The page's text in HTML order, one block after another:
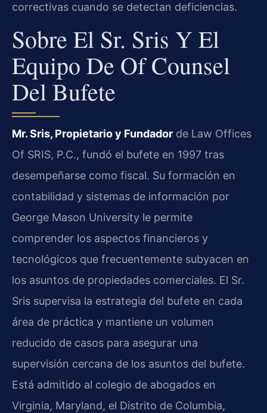
correctivas cuando se detectan deficiencias.
Sobre El Sr. Sris Y El
Equipo De Of Counsel
Del Bufete
Mr. Sris, Propietario y Fundador de Law Offices
Of SRIS, P.C., fundó el bufete en 1997 tras
desempeñarse como fiscal. Su formación en
contabilidad y sistemas de información por
George Mason University le permite
comprender los aspectos financieros y
tecnológicos que frecuentemente subyacen en
los asuntos de propiedades comerciales. El Sr.
Sris supervisa la estrategia del bufete en cada
área de práctica y mantiene un volumen
reducido de casos para asegurar una
supervisión cercana de los asuntos del bufete.
Está admitido al colegio de abogados en
Virginia, Maryland, el Distrito de Columbia,